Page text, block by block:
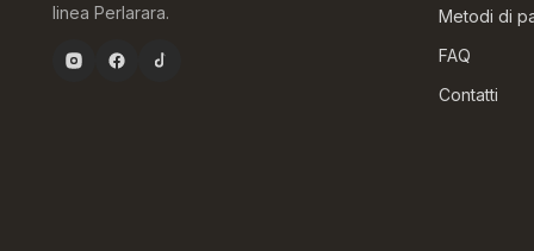
linea Perlarara.
Metodi di
FAQ
Contatti